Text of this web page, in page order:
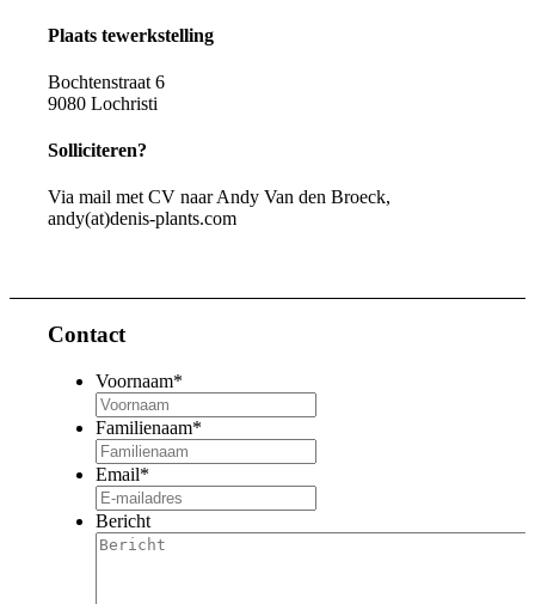
Plaats tewerkstelling
Bochtenstraat 6
9080 Lochristi
Solliciteren?
Via mail met CV naar Andy Van den Broeck,
andy(at)denis-plants.com
Contact
Voornaam*
Familienaam*
Email*
Bericht